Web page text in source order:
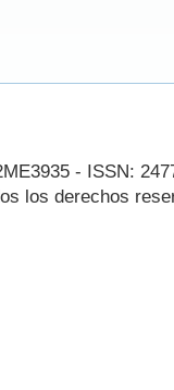
- ISSN:
los derechos